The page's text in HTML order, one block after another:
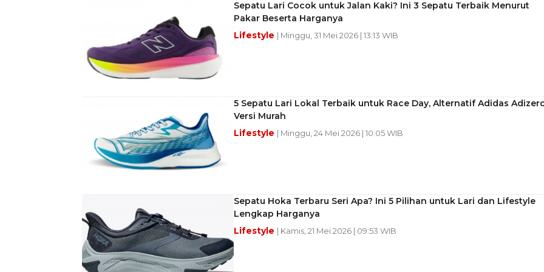
Sepatu Lari Cocok untuk Jalan Kaki? Ini 3 Sepatu Terbaik Menurut
Pakar Beserta Harganya
Lifestyle | Minggu, 31 Mei 2026 | 13:13 WIB
5 Sepatu Lari Lokal Terbaik untuk Race Day, Alternatif Adidas
Versi Murah
Lifestyle | Minggu, 24 Mei 2026 | 10:05 WIB
Sepatu Hoka Terbaru Seri Apa? Ini 5 Pilihan untuk Lari dan Lifestyle
Lengkap Harganya
Lifestyle | Kamis, 21 Mei 2026 | 09:53 WIB